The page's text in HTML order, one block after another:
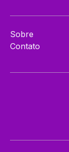
Sobre
Contato